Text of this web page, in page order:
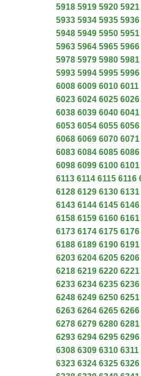
5918 5919 5920 5921
5933 5934 5935 5936
5948 5949 5950 5951
5963 5964 5965 5966
5978 5979 5980 5981
5993 5994 5995 5996
6008 6009 6010 6011
6023 6024 6025 6026
6038 6039 6040 6041
6053 6054 6055 6056
6068 6069 6070 6071
6083 6084 6085 6086
6098 6099 6100 6101
6113 6114 6115 6116
6128 6129 6130 6131
6143 6144 6145 6146
6158 6159 6160 6161
6173 6174 6175 6176
6188 6189 6190 6191
6203 6204 6205 6206
6218 6219 6220 6221
6233 6234 6235 6236
6248 6249 6250 6251
6263 6264 6265 6266
6278 6279 6280 6281
6293 6294 6295 6296
6308 6309 6310 6311
6323 6324 6325 6326